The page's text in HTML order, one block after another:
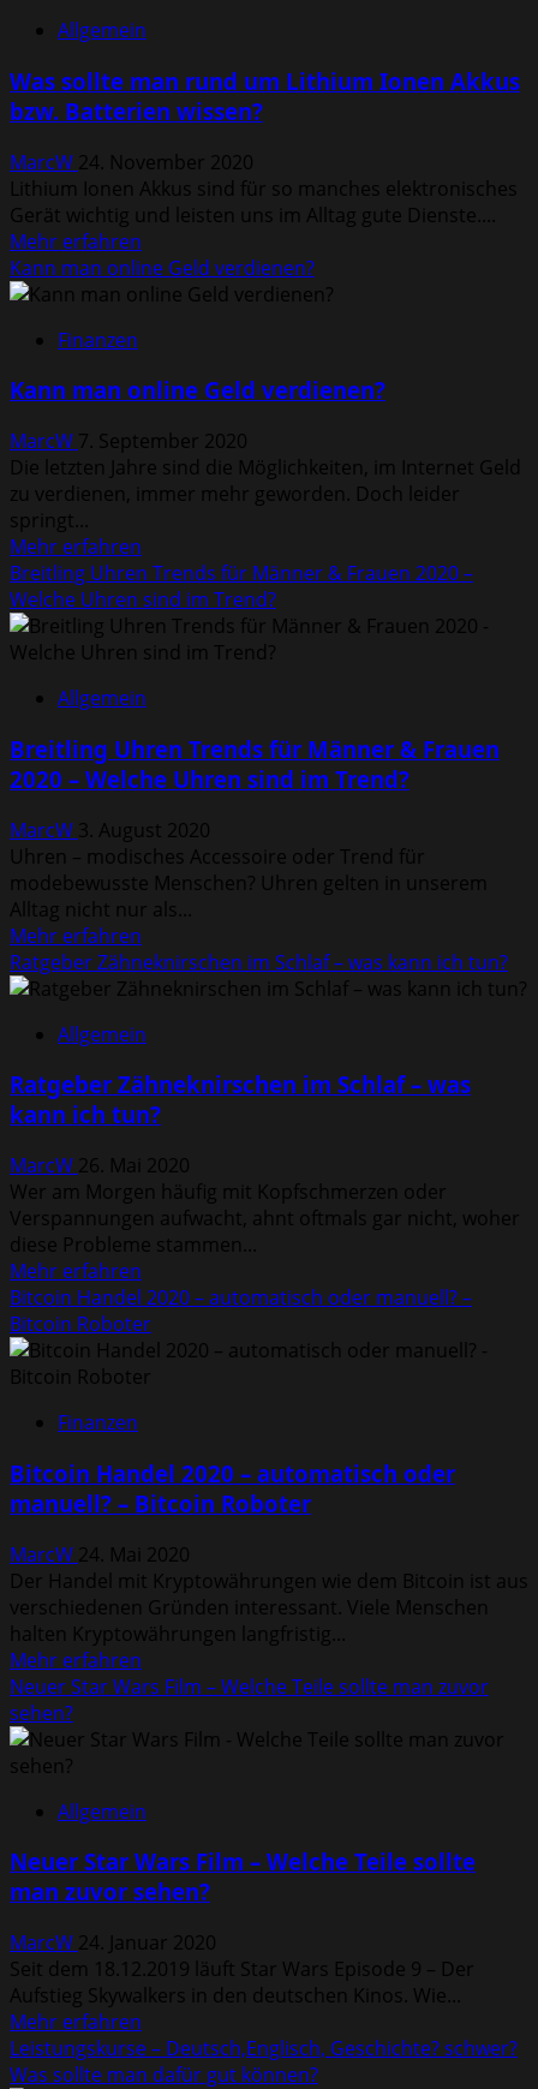
Vorteile
ein
Zirbenbett?
Allgemein
Was sollte man rund um Lithium Ionen Akkus
bzw. Batterien wissen?
MarcW 24. November 2020
Lithium Ionen Akkus sind für so manches elektronisches
Gerät wichtig und leisten uns im Alltag gute Dienste....
Mehr erfahren
Informationen
über
rund
Lithium
Ionen
Akkus
Batterien
wissen?
Kann man online Geld verdienen?
Finanzen
Kann man online Geld verdienen?
MarcW 7. September 2020
Die letzten Jahre sind die Möglichkeiten, im Internet Geld
zu verdienen, immer mehr geworden. Doch leider
springt...
Mehr erfahren
Informationen
über
Kann
man
Geld
Breitling Uhren Trends für Männer & Frauen 2020 –
Welche Uhren sind im Trend?
Allgemein
Breitling Uhren Trends für Männer & Frauen
2020 – Welche Uhren sind im Trend?
MarcW 3. August 2020
Uhren – modisches Accessoire oder Trend für
modebewusste Menschen? Uhren gelten in unserem
Alltag nicht nur als...
Mehr erfahren
Informationen
über
Uhren
für
Männer
Frauen
2020
–
Welche
Uhren
sind
im
Trend?
Ratgeber Zähneknirschen im Schlaf – was kann ich tun?
Allgemein
Ratgeber Zähneknirschen im Schlaf – was
kann ich tun?
MarcW 26. Mai 2020
Wer am Morgen häufig mit Kopfschmerzen oder
Verspannungen aufwacht, ahnt oftmals gar nicht, woher
diese Probleme stammen...
Mehr erfahren
Informationen
über
Ratgeber
Zähneknirschen
was
kann
tun?
Bitcoin Handel 2020 – automatisch oder manuell? –
Bitcoin Roboter
Finanzen
Bitcoin Handel 2020 – automatisch oder
manuell? – Bitcoin Roboter
MarcW 24. Mai 2020
Der Handel mit Kryptowährungen wie dem Bitcoin ist aus
verschiedenen Gründen interessant. Viele Menschen
halten Kryptowährungen langfristig...
Mehr erfahren
Informationen
Bitcoin
–
oder
manuell?
Bitcoin
Roboter
Neuer Star Wars Film – Welche Teile sollte man zuvor
sehen?
Allgemein
Neuer Star Wars Film – Welche Teile sollte
man zuvor sehen?
MarcW 24. Januar 2020
Seit dem 18.12.2019 läuft Star Wars Episode 9 – Der
Aufstieg Skywalkers in den deutschen Kinos. Wie...
Mehr erfahren
Informationen
über
Leistungskurse – Deutsch,Englisch, Geschichte? schwer?
Was sollte man dafür gut können?